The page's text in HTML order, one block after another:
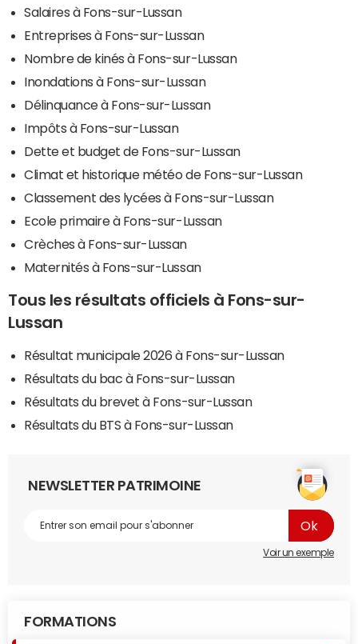
Salaires à Fons-sur-Lussan
Entreprises à Fons-sur-Lussan
Nombre de kinés à Fons-sur-Lussan
Inondations à Fons-sur-Lussan
Délinquance à Fons-sur-Lussan
Impôts à Fons-sur-Lussan
Dette et budget de Fons-sur-Lussan
Climat et historique météo de Fons-sur-Lussan
Classement des lycées à Fons-sur-Lussan
Ecole primaire à Fons-sur-Lussan
Crèches à Fons-sur-Lussan
Maternités à Fons-sur-Lussan
Tous les résultats officiels à Fons-sur-
Lussan
Résultat municipale 2026 à Fons-sur-Lussan
Résultats du bac à Fons-sur-Lussan
Résultats du brevet à Fons-sur-Lussan
Résultats du BTS à Fons-sur-Lussan
NEWSLETTER PATRIMOINE
Voir un exemple
FORMATIONS